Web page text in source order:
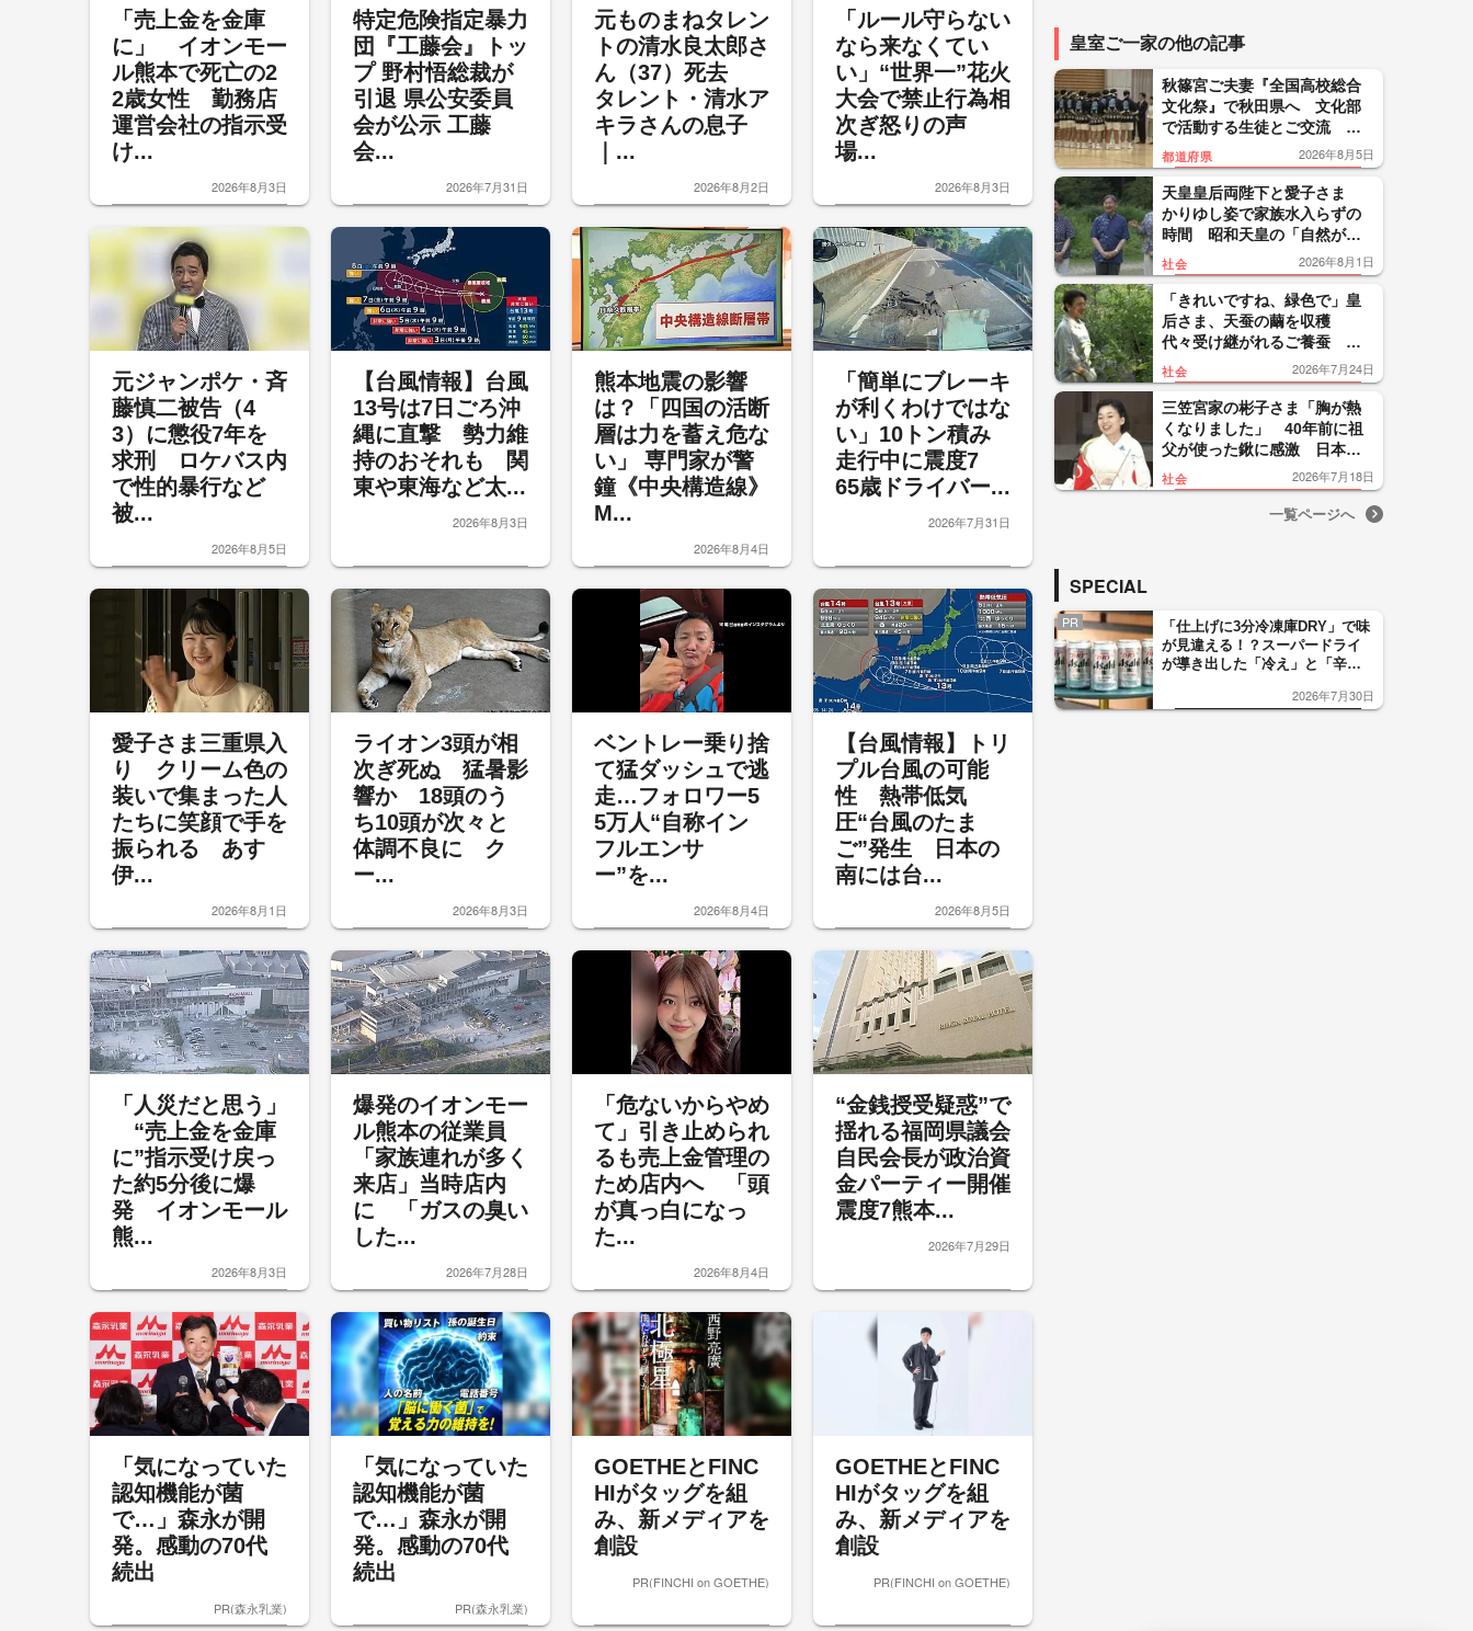
「売上金を金庫
に」 イオンモー
ル熊本で死亡の2
2歳女性 勤務店
運営会社の指示受
け...
2026年8月3日
特定危険指定暴力
団『工藤会』トッ
プ 野村悟総裁が
引退 県公安委員
会が公示 工藤
会...
2026年7月31日
元ものまねタレン
トの清水良太郎さ
ん（37）死去
タレント・清水ア
キラさんの息子
｜...
2026年8月2日
「ルール守らない
なら来なくてい
い」“世界一”花火
大会で禁止行為相
次ぎ怒りの声
場...
2026年8月3日
元ジャンポケ・斉
藤慎二被告（4
3）に懲役7年を
求刑 ロケバス内
で性的暴行など
被...
2026年8月5日
【台風情報】台風
13号は7日ごろ沖
縄に直撃 勢力維
持のおそれも 関
東や東海など太...
2026年8月3日
熊本地震の影響
は？「四国の活断
層は力を蓄え危な
い」 専門家が警
鐘《中央構造線》
M...
2026年8月4日
「簡単にブレーキ
が利くわけではな
い」10トン積み
走行中に震度7
65歳ドライバー...
2026年7月31日
愛子さま三重県入
り クリーム色の
装いで集まった人
たちに笑顔で手を
振られる あす
伊...
2026年8月1日
ライオン3頭が相
次ぎ死ぬ 猛暑影
響か 18頭のう
ち10頭が次々と
体調不良に ク
ー...
2026年8月3日
ベントレー乗り捨
て猛ダッシュで逃
走…フォロワー5
5万人“自称イン
フルエンサ
ー”を...
2026年8月4日
【台風情報】トリ
プル台風の可能
性 熱帯低気
圧“台風のたま
ご”発生 日本の
南には台...
2026年8月5日
「人災だと思う」
“売上金を金庫
に”指示受け戻っ
た約5分後に爆
発 イオンモール
熊...
2026年8月3日
爆発のイオンモー
ル熊本の従業員
「家族連れが多く
来店」当時店内
に 「ガスの臭い
した...
2026年7月28日
「危ないからやめ
て」引き止められ
るも売上金管理の
ため店内へ 「頭
が真っ白になっ
た...
2026年8月4日
“金銭授受疑惑”で
揺れる福岡県議会
自民会長が政治資
金パーティー開催
震度7熊本...
2026年7月29日
「気になっていた
認知機能が菌
で…」森永が開
発。感動の70代
続出
PR(森永乳業)
「気になっていた
認知機能が菌
で…」森永が開
発。感動の70代
続出
PR(森永乳業)
GOETHEとFINC
HIがタッグを組
み、新メディアを
創設
PR(FINCHI on GOETHE)
GOETHEとFINC
HIがタッグを組
み、新メディアを
創設
PR(FINCHI on GOETHE)
皇室ご一家の他の記事
秋篠宮ご夫妻『全国高校総合
文化祭』で秋田県へ 文化部
で活動する生徒とご交流
「何十回も」と驚かれる場面
も
都道府県 2026年8月5日
天皇皇后両陛下と愛子さま
かりゆし姿で家族水入らずの
時間 昭和天皇の「自然が生
きている」に思い 那須御用
邸でご静養
社会 2026年8月1日
「きれいですね、緑色で」皇
后さま、天蚕の繭を収穫
代々受け継がれるご養蚕 天
皇陛下と愛子さまも手伝われ
る
社会 2026年7月24日
三笠宮家の彬子さま「胸が熱
くなりました」 40年前に祖
父が使った鍬に感激 日本・
トルコ協会創立100周年
社会 2026年7月18日
一覧ページへ
SPECIAL
PR
「仕上げに3分冷凍庫DRY」で味
が見違える！？スーパードライ
が導き出した「冷え」と「辛
した「辛口カーブ」が飲み頃の
2026年7月30日